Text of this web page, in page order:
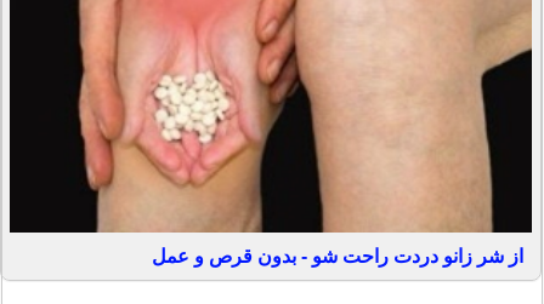
از شر زانو دردت راحت شو - بدون قرص و عمل